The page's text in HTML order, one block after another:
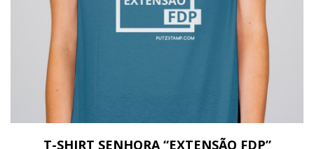
T-SHIRT SENHORA “EXTENSÃO FDP”